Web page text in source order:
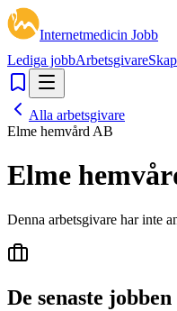
Internetmedicin Jobb
Lediga jobbArbetsgivare
Alla arbetsgivare
Elme hemvård AB
Elme
Denna arbetsgivare har inte
De senaste jobben